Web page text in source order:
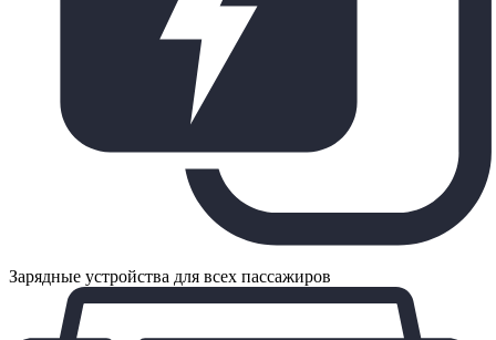
Зарядные устройства для всех пассажиров